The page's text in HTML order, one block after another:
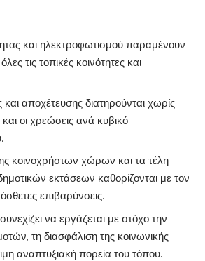
και ηλεκτροφωτισμού παραμένουν
τις τοπικές κοινότητες και
αποχέτευσης διατηρούνται χωρίς
οι χρεώσεις ανά κυβικό
κοινοχρήστων χώρων και τα τέλη
εκτάσεων καθορίζονται με τον
επιβαρύνσεις.
να εργάζεται με στόχο την
τη διασφάλιση της κοινωνικής
αναπτυξιακή πορεία του τόπου.